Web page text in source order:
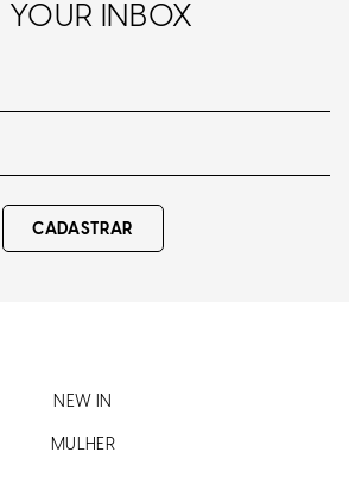
YOUR INBOX
CADASTRAR
NEW IN
MULHER